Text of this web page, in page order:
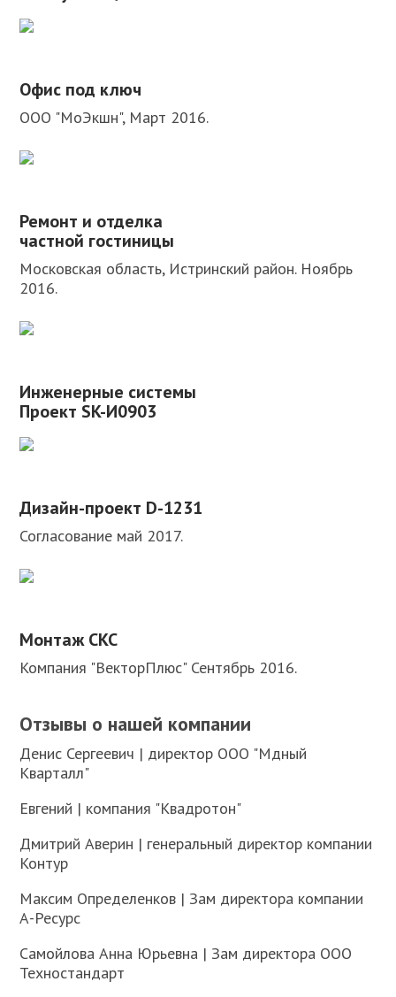
Офис под ключ
ООО "МоЭкшн", Март 2016.
Ремонт и отделка
частной гостиницы
Московская область, Истринский район. Ноябрь
2016.
Инженерные системы
Проект SK-И0903
Дизайн-проект D-1231
Согласование май 2017.
Монтаж СКС
Компания "ВекторПлюс" Сентябрь 2016.
Отзывы о нашей компании
Денис Сергеевич | директор ООО "Мдный
Кварталл"
Евгений | компания "Квадротон"
Дмитрий Аверин | генеральный директор компании
Контур
Максим Определенков | Зам директора компании
А-Ресурс
Самойлова Анна Юрьевна | Зам директора ООО
Техностандарт